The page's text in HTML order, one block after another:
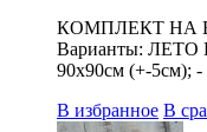
КОМПЛЕКТ НА
Варианты: ЛЕТО
90х90см (+-5см); -
В избранное В